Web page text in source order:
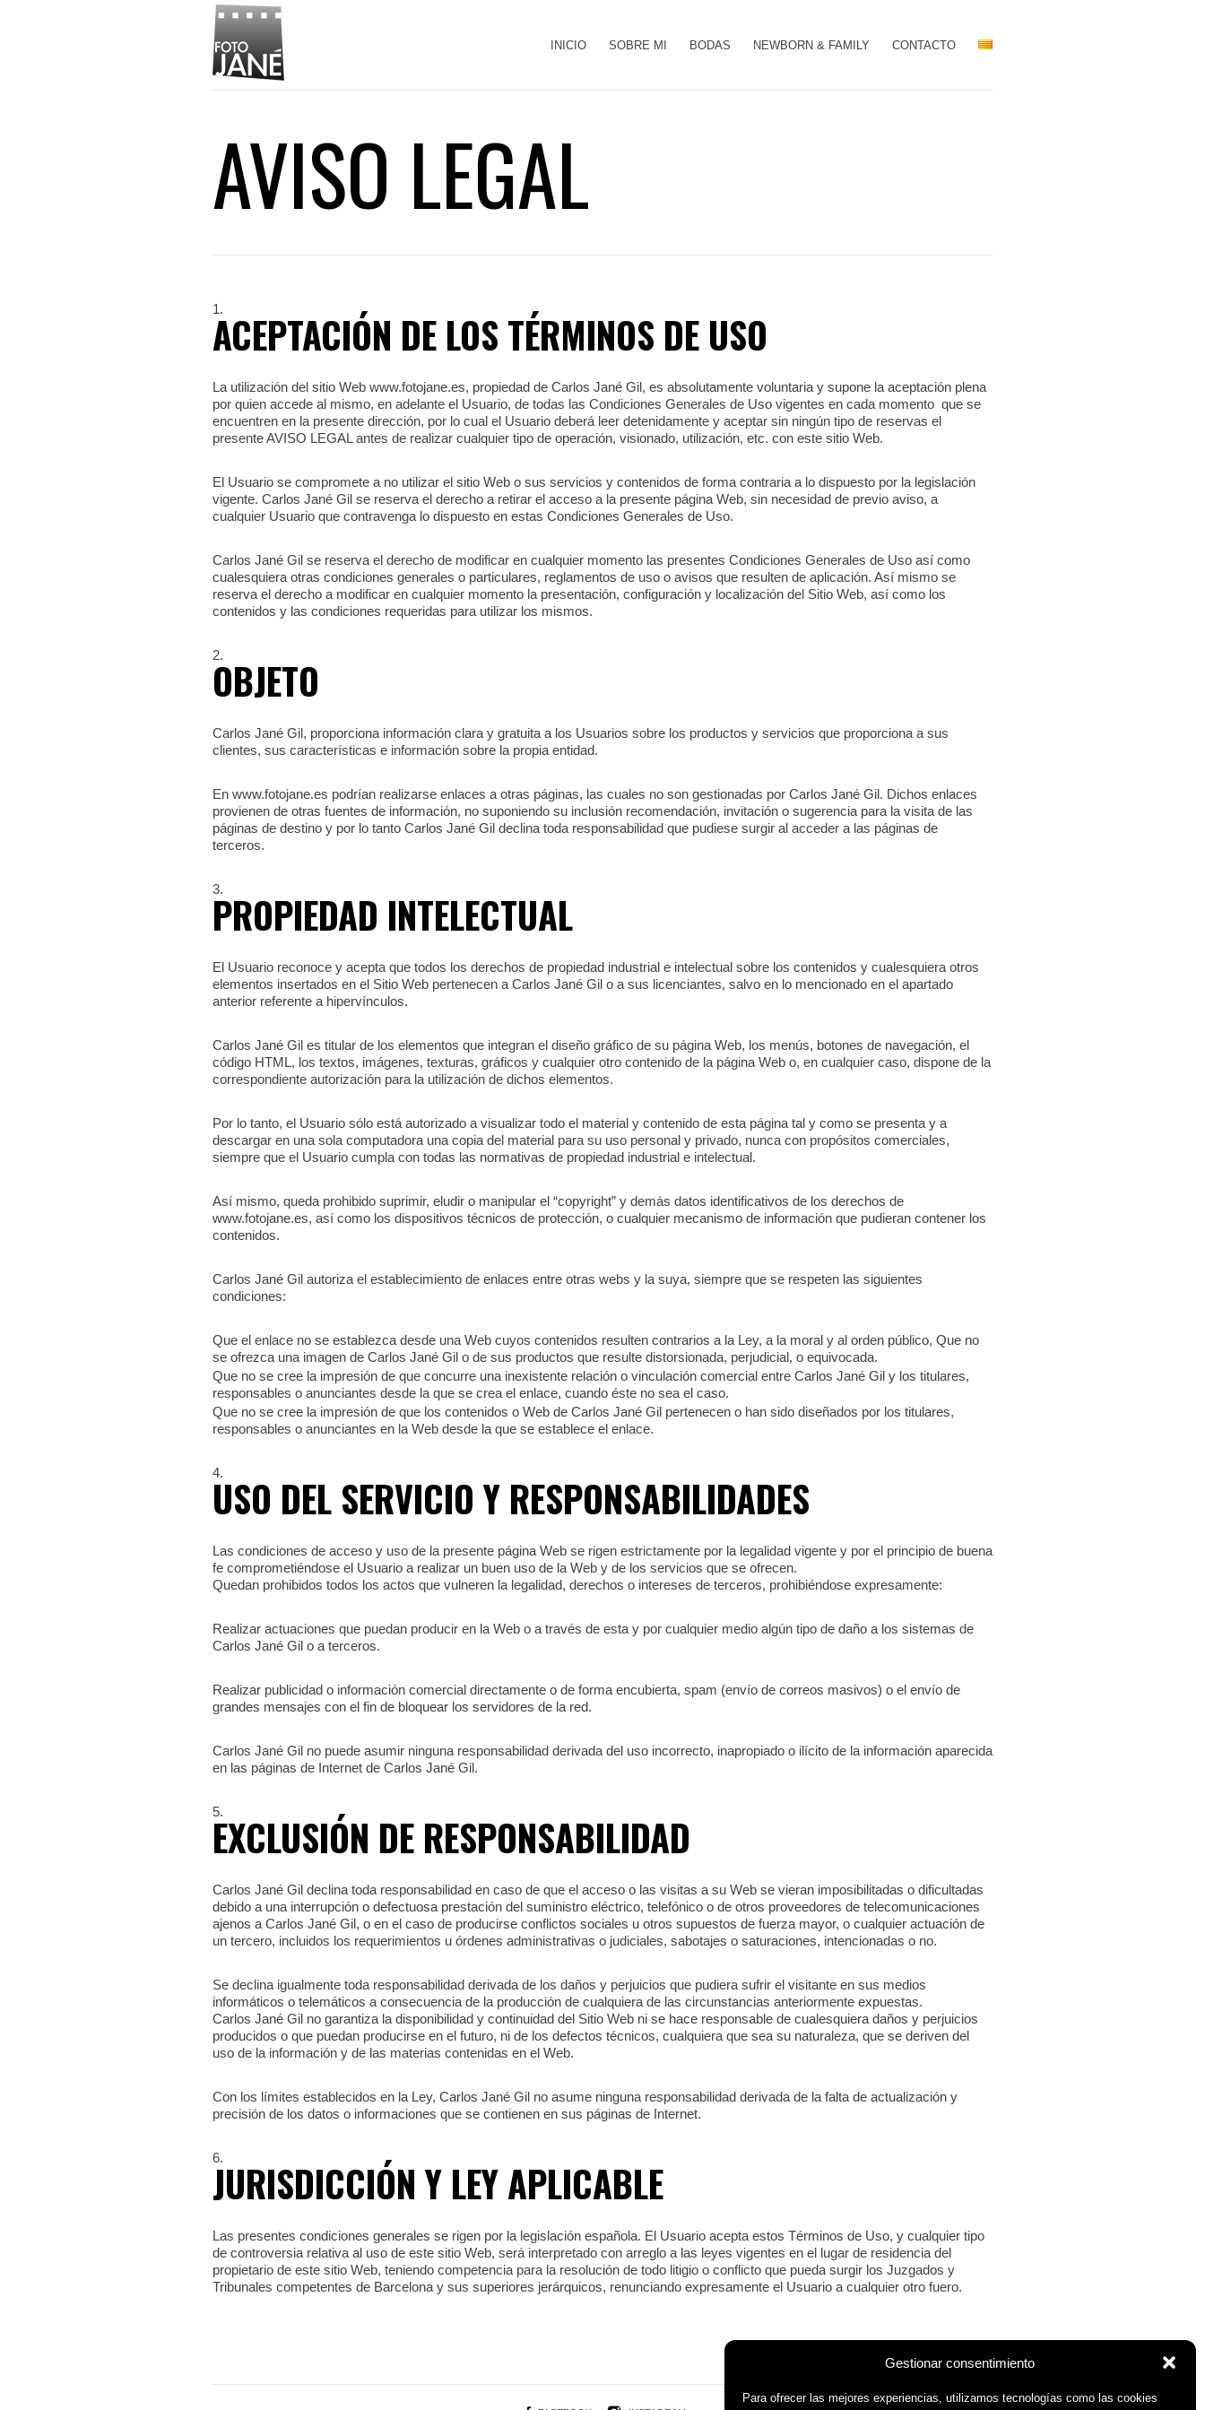
Gestionar consentimiento
Para ofrecer las mejores experiencias, utilizamos tecnologías como las cookies
INICIO SOBRE MI BODAS NEWBORN & FAMILY CONTACTO
AVISO LEGAL
ACEPTACIÓN DE LOS TÉRMINOS DE USO
La utilización del sitio Web www.fotojane.es, propiedad de Carlos Jané Gil, es absolutamente voluntaria y supone la aceptación plena
por quien accede al mismo, en adelante el Usuario, de todas las Condiciones Generales de Uso vigentes en cada momento que se
encuentren en la presente dirección, por lo cual el Usuario deberá leer detenidamente y aceptar sin ningún tipo de reservas el
presente AVISO LEGAL antes de realizar cualquier tipo de operación, visionado, utilización, etc. con este sitio Web.
El Usuario se compromete a no utilizar el sitio Web o sus servicios y contenidos de forma contraria a lo dispuesto por la legislación
vigente. Carlos Jané Gil se reserva el derecho a retirar el acceso a la presente página Web, sin necesidad de previo aviso, a
cualquier Usuario que contravenga lo dispuesto en estas Condiciones Generales de Uso.
Carlos Jané Gil se reserva el derecho de modificar en cualquier momento las presentes Condiciones Generales de Uso así como
cualesquiera otras condiciones generales o particulares, reglamentos de uso o avisos que resulten de aplicación. Así mismo se
reserva el derecho a modificar en cualquier momento la presentación, configuración y localización del Sitio Web, así como los
contenidos y las condiciones requeridas para utilizar los mismos.
OBJETO
Carlos Jané Gil, proporciona información clara y gratuita a los Usuarios sobre los productos y servicios que proporciona a sus
clientes, sus características e información sobre la propia entidad.
En www.fotojane.es podrían realizarse enlaces a otras páginas, las cuales no son gestionadas por Carlos Jané Gil. Dichos enlaces
provienen de otras fuentes de información, no suponiendo su inclusión recomendación, invitación o sugerencia para la visita de las
páginas de destino y por lo tanto Carlos Jané Gil declina toda responsabilidad que pudiese surgir al acceder a las páginas de
terceros.
PROPIEDAD INTELECTUAL
El Usuario reconoce y acepta que todos los derechos de propiedad industrial e intelectual sobre los contenidos y cualesquiera otros
elementos insertados en el Sitio Web pertenecen a Carlos Jané Gil o a sus licenciantes, salvo en lo mencionado en el apartado
anterior referente a hipervínculos.
Carlos Jané Gil es titular de los elementos que integran el diseño gráfico de su página Web, los menús, botones de navegación, el
código HTML, los textos, imágenes, texturas, gráficos y cualquier otro contenido de la página Web o, en cualquier caso, dispone de la
correspondiente autorización para la utilización de dichos elementos.
Por lo tanto, el Usuario sólo está autorizado a visualizar todo el material y contenido de esta página tal y como se presenta y a
descargar en una sola computadora una copia del material para su uso personal y privado, nunca con propósitos comerciales,
siempre que el Usuario cumpla con todas las normativas de propiedad industrial e intelectual.
Así mismo, queda prohibido suprimir, eludir o manipular el “copyright” y demás datos identificativos de los derechos de
www.fotojane.es, así como los dispositivos técnicos de protección, o cualquier mecanismo de información que pudieran contener los
contenidos.
Carlos Jané Gil autoriza el establecimiento de enlaces entre otras webs y la suya, siempre que se respeten las siguientes
condiciones:
Que el enlace no se establezca desde una Web cuyos contenidos resulten contrarios a la Ley, a la moral y al orden público, Que no
se ofrezca una imagen de Carlos Jané Gil o de sus productos que resulte distorsionada, perjudicial, o equivocada.
Que no se cree la impresión de que concurre una inexistente relación o vinculación comercial entre Carlos Jané Gil y los titulares,
responsables o anunciantes desde la que se crea el enlace, cuando éste no sea el caso.
Que no se cree la impresión de que los contenidos o Web de Carlos Jané Gil pertenecen o han sido diseñados por los titulares,
responsables o anunciantes en la Web desde la que se establece el enlace.
USO DEL SERVICIO Y RESPONSABILIDADES
Las condiciones de acceso y uso de la presente página Web se rigen estrictamente por la legalidad vigente y por el principio de buena
fe comprometiéndose el Usuario a realizar un buen uso de la Web y de los servicios que se ofrecen.
Quedan prohibidos todos los actos que vulneren la legalidad, derechos o intereses de terceros, prohibiéndose expresamente:
Realizar actuaciones que puedan producir en la Web o a través de esta y por cualquier medio algún tipo de daño a los sistemas de
Carlos Jané Gil o a terceros.
Realizar publicidad o información comercial directamente o de forma encubierta, spam (envío de correos masivos) o el envío de
grandes mensajes con el fin de bloquear los servidores de la red.
Carlos Jané Gil no puede asumir ninguna responsabilidad derivada del uso incorrecto, inapropiado o ilícito de la información aparecida
en las páginas de Internet de Carlos Jané Gil.
EXCLUSIÓN DE RESPONSABILIDAD
Carlos Jané Gil declina toda responsabilidad en caso de que el acceso o las visitas a su Web se vieran imposibilitadas o dificultadas
debido a una interrupción o defectuosa prestación del suministro eléctrico, telefónico o de otros proveedores de telecomunicaciones
ajenos a Carlos Jané Gil, o en el caso de producirse conflictos sociales u otros supuestos de fuerza mayor, o cualquier actuación de
un tercero, incluidos los requerimientos u órdenes administrativas o judiciales, sabotajes o saturaciones, intencionadas o no.
Se declina igualmente toda responsabilidad derivada de los daños y perjuicios que pudiera sufrir el visitante en sus medios
informáticos o telemáticos a consecuencia de la producción de cualquiera de las circunstancias anteriormente expuestas.
Carlos Jané Gil no garantiza la disponibilidad y continuidad del Sitio Web ni se hace responsable de cualesquiera daños y perjuicios
producidos o que puedan producirse en el futuro, ni de los defectos técnicos, cualquiera que sea su naturaleza, que se deriven del
uso de la información y de las materias contenidas en el Web.
Con los límites establecidos en la Ley, Carlos Jané Gil no asume ninguna responsabilidad derivada de la falta de actualización y
precisión de los datos o informaciones que se contienen en sus páginas de Internet.
JURISDICCIÓN Y LEY APLICABLE
Las presentes condiciones generales se rigen por la legislación española. El Usuario acepta estos Términos de Uso, y cualquier tipo
de controversia relativa al uso de este sitio Web, será interpretado con arreglo a las leyes vigentes en el lugar de residencia del
propietario de este sitio Web, teniendo competencia para la resolución de todo litigio o conflicto que pueda surgir los Juzgados y
Tribunales competentes de Barcelona y sus superiores jerárquicos, renunciando expresamente el Usuario a cualquier otro fuero.